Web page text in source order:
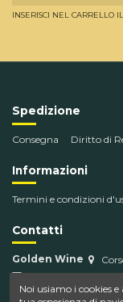
INSERISCI NEL CARRELLO
Spedizione
Consegna Diritto di
Informazioni
Termini e condizioni
Contatti
Golden Wine
Noi usiamo i cookies